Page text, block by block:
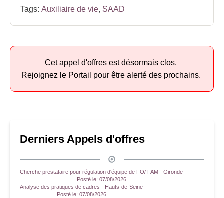
Tags: Auxiliaire de vie, SAAD
Cet appel d'offres est désormais clos.
Rejoignez le Portail pour être alerté des prochains.
Derniers Appels d'offres
Cherche prestataire pour régulation d'équipe de FO/ FAM - Gironde
Posté le: 07/08/2026
Analyse des pratiques de cadres - Hauts-de-Seine
Posté le: 07/08/2026